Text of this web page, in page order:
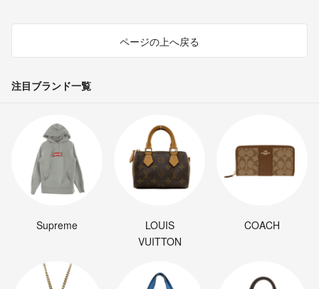
ページの上へ戻る
注目ブランド一覧
Supreme
LOUIS
VUITTON
COACH